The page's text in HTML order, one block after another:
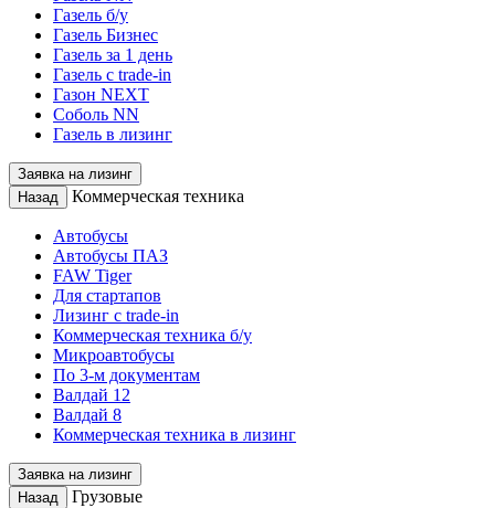
Газель б/у
Газель Бизнес
Газель за 1 день
Газель с trade-in
Газон NEXT
Соболь NN
Газель в лизинг
Заявка на лизинг
Назад
Коммерческая техника
Автобусы
Автобусы ПАЗ
FAW Tiger
Для стартапов
Лизинг с trade-in
Коммерческая техника б/у
Микроавтобусы
По 3-м документам
Валдай 12
Валдай 8
Коммерческая техника в лизинг
Заявка на лизинг
Назад
Грузовые